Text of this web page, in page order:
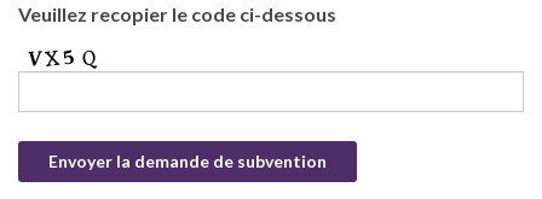
Veuillez recopier le code ci-dessous